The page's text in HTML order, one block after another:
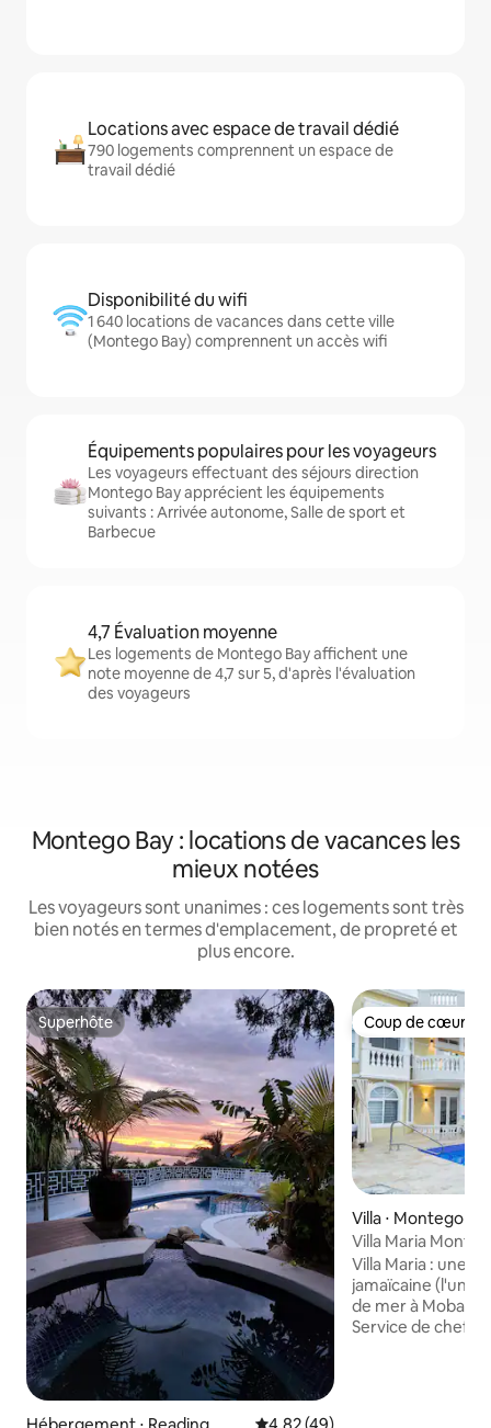
Locations avec espace de travail dédié
790 logements comprennent un espace de
travail dédié
Disponibilité du wifi
1 640 locations de vacances dans cette ville
(Montego Bay) comprennent un accès wifi
Équipements populaires pour les voyageurs
Les voyageurs effectuant des séjours direction
Montego Bay apprécient les équipements
suivants : Arrivée autonome, Salle de sport et
Barbecue
4,7 Évaluation moyenne
Les logements de Montego Bay affichent une
note moyenne de 4,7 sur 5, d'après l'évaluation
des voyageurs
Montego Bay : locations de vacances les
mieux notées
Les voyageurs sont unanimes : ces logements sont très
bien notés en termes d'emplacement, de propreté et
plus encore.
Superhôte
Superhôte Coup de cœur
Coup de cœur
Villa ⋅ Montego
Villa Maria
avec piscine
Villa Maria : une
jamaïcaine (l'une
de mer à Mobay) Entièrement climatisée
Service de chef